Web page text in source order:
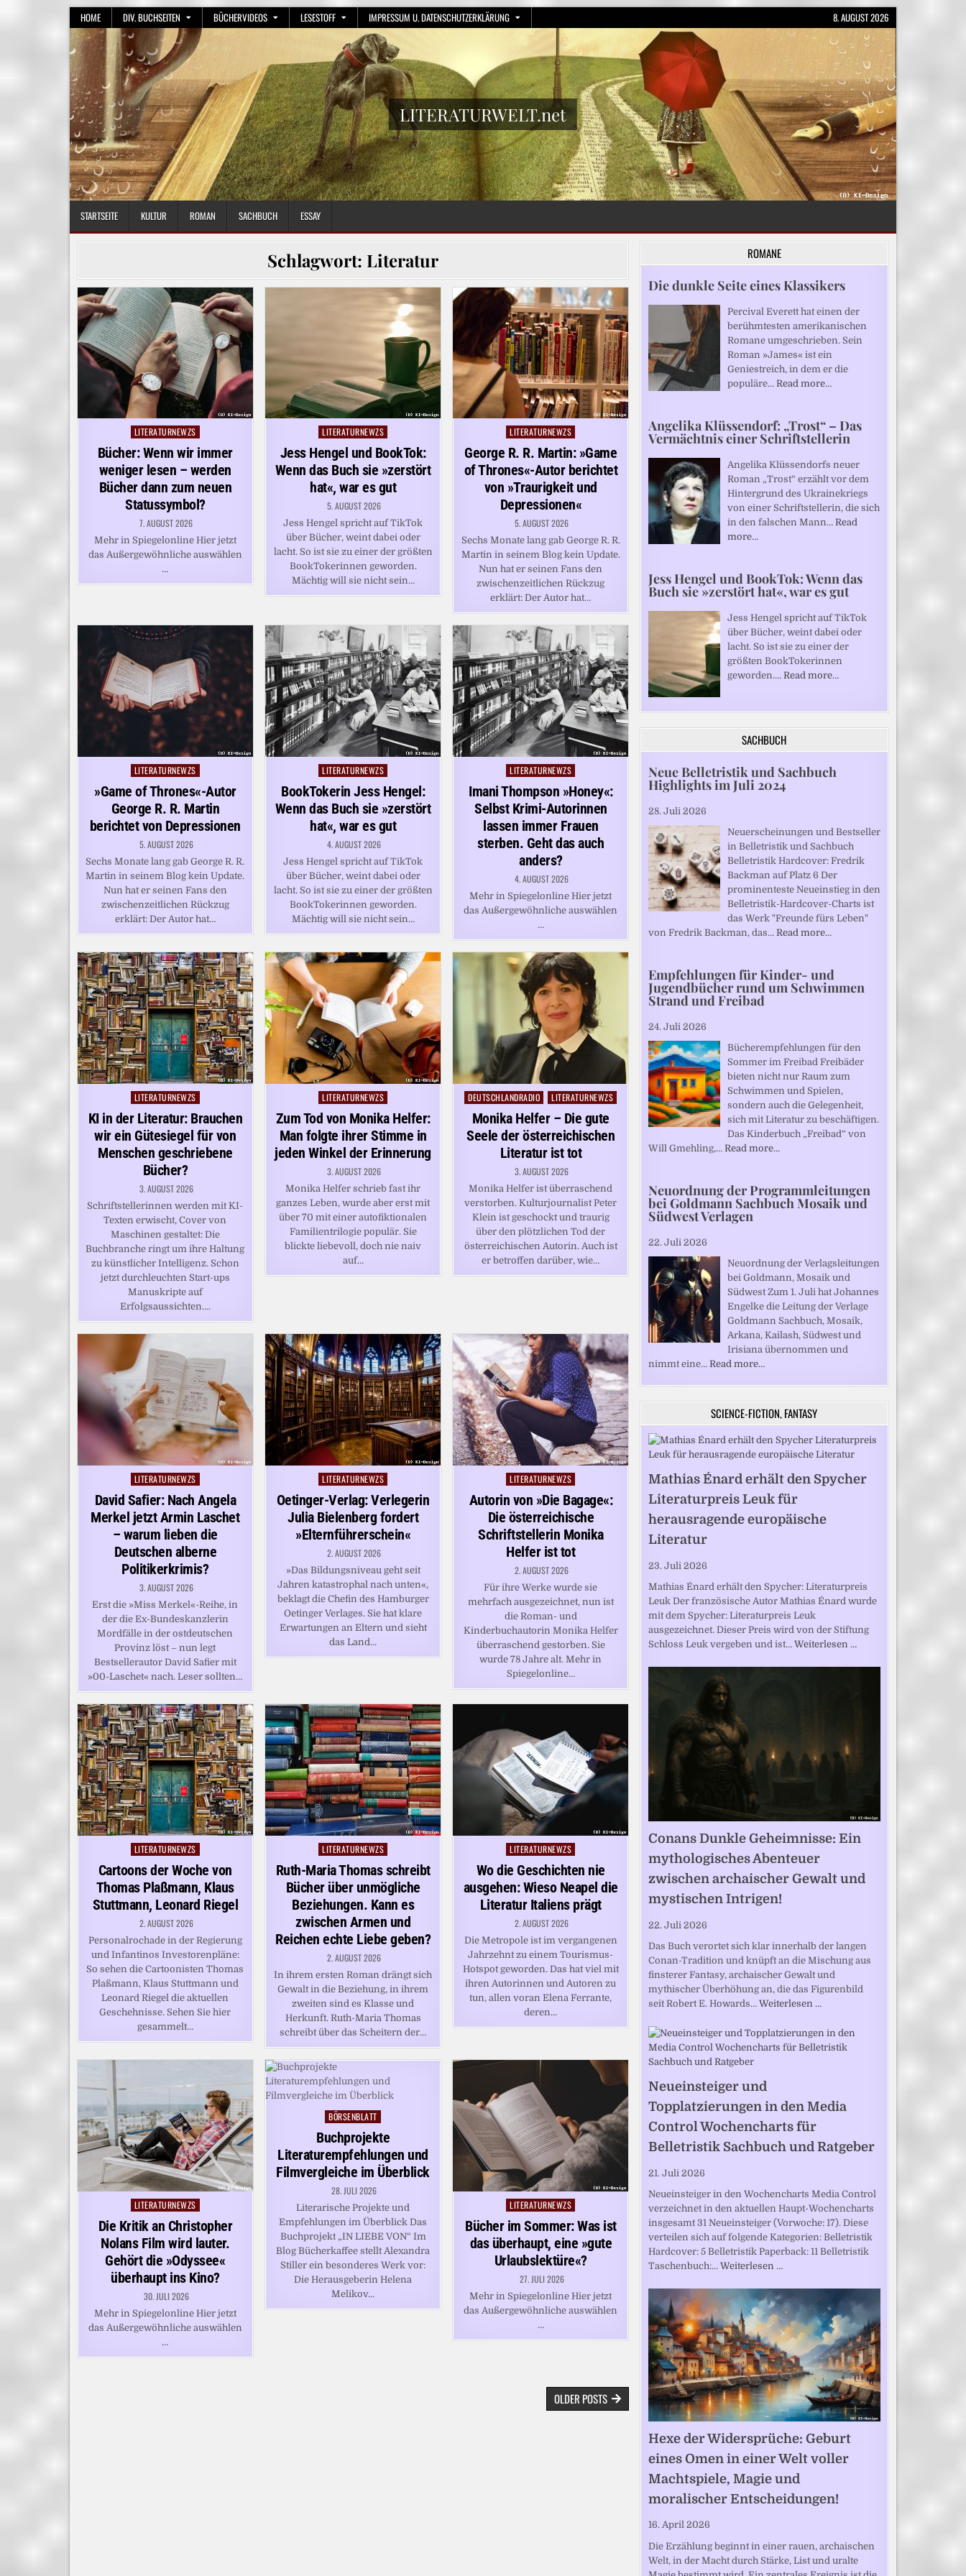
HOME DIV. BUCHSEITEN BÜCHERVIDEOS LESESTOFF IMPRESSUM U. DATENSCHUTZERKLÄRUNG 8. AUGUST 2026
LITERATURWELT.net
STARTSEITE KULTUR ROMAN SACHBUCH ESSAY
Schlagwort: Literatur
Posted
LITERATURNEWZS
Bücher: Wenn wir immer
weniger lesen – werden
Bücher dann zum neuen
Statussymbol?
7. AUGUST 2026
Mehr in Spiegelonline Hier jetzt
das Außergewöhnliche auswählen
…
Posted
LITERATURNEWZS
Jess Hengel und BookTok:
Wenn das Buch sie »zerstört
hat«, war es gut
5. AUGUST 2026
Jess Hengel spricht auf TikTok
über Bücher, weint dabei oder
lacht. So ist sie zu einer der größten
BookTokerinnen geworden.
Mächtig will sie nicht sein…
Posted
in
LITERATURNEWZS
George R. R. Martin: »Game
of Thrones«-Autor berichtet
von »Traurigkeit und
Depressionen«
5. AUGUST 2026
Sechs Monate lang gab George R. R.
Martin in seinem Blog kein Update.
Nun hat er seinen Fans den
zwischenzeitlichen Rückzug
erklärt: Der Autor hat…
Posted
LITERATURNEWZS
»Game of Thrones«-Autor
George R. R. Martin
berichtet von Depressionen
5. AUGUST 2026
Sechs Monate lang gab George R. R.
Martin in seinem Blog kein Update.
Nun hat er seinen Fans den
zwischenzeitlichen Rückzug
erklärt: Der Autor hat…
Posted
in
LITERATURNEWZS
BookTokerin Jess Hengel:
Wenn das Buch sie »zerstört
hat«, war es gut
4. AUGUST 2026
Jess Hengel spricht auf TikTok
über Bücher, weint dabei oder
lacht. So ist sie zu einer der größten
BookTokerinnen geworden.
Mächtig will sie nicht sein…
Posted
in
LITERATURNEWZS
Imani Thompson »Honey«:
Selbst Krimi-Autorinnen
lassen immer Frauen
sterben. Geht das auch
anders?
4. AUGUST 2026
Mehr in Spiegelonline Hier jetzt
das Außergewöhnliche auswählen
…
Posted
in
LITERATURNEWZS
KI in der Literatur: Brauchen
wir ein Gütesiegel für von
Menschen geschriebene
Bücher?
3. AUGUST 2026
Schriftstellerinnen werden mit KI-
Texten erwischt, Cover von
Maschinen gestaltet: Die
Buchbranche ringt um ihre Haltung
zu künstlicher Intelligenz. Schon
jetzt durchleuchten Start-ups
Manuskripte auf
Erfolgsaussichten….
Posted
in
LITERATURNEWZS
Zum Tod von Monika Helfer:
Man folgte ihrer Stimme in
jeden Winkel der Erinnerung
3. AUGUST 2026
Monika Helfer schrieb fast ihr
ganzes Leben, wurde aber erst mit
über 70 mit einer autofiktionalen
Familientrilogie populär. Sie
blickte liebevoll, doch nie naiv
auf…
Posted
in
DEUTSCHLANDRADIO LITERATURNEWZS
Monika Helfer – Die gute
Seele der österreichischen
Literatur ist tot
3. AUGUST 2026
Monika Helfer ist überraschend
verstorben. Kulturjournalist Peter
Klein ist geschockt und traurig
über den plötzlichen Tod der
österreichischen Autorin. Auch ist
er betroffen darüber, wie…
Posted
in
LITERATURNEWZS
David Safier: Nach Angela
Merkel jetzt Armin Laschet
– warum lieben die
Deutschen alberne
Politikerkrimis?
3. AUGUST 2026
Erst die »Miss Merkel«-Reihe, in
der die Ex-Bundeskanzlerin
Mordfälle in der ostdeutschen
Provinz löst – nun legt
Bestsellerautor David Safier mit
»00-Laschet« nach. Leser sollten…
Posted
LITERATURNEWZS
Oetinger-Verlag: Verlegerin
Julia Bielenberg fordert
»Elternführerschein«
2. AUGUST 2026
»Das Bildungsniveau geht seit
Jahren katastrophal nach unten«,
beklagt die Chefin des Hamburger
Oetinger Verlages. Sie hat klare
Erwartungen an Eltern und sieht
das Land…
Posted
LITERATURNEWZS
Autorin von »Die Bagage«:
Die österreichische
Schriftstellerin Monika
Helfer ist tot
2. AUGUST 2026
Für ihre Werke wurde sie
mehrfach ausgezeichnet, nun ist
die Roman- und
Kinderbuchautorin Monika Helfer
überraschend gestorben. Sie
wurde 78 Jahre alt. Mehr in
Spiegelonline…
Posted
LITERATURNEWZS
Cartoons der Woche von
Thomas Plaßmann, Klaus
Stuttmann, Leonard Riegel
2. AUGUST 2026
Personalrochade in der Regierung
und Infantinos Investorenpläne:
So sehen die Cartoonisten Thomas
Plaßmann, Klaus Stuttmann und
Leonard Riegel die aktuellen
Geschehnisse. Sehen Sie hier
gesammelt…
Posted
LITERATURNEWZS
Ruth-Maria Thomas schreibt
Bücher über unmögliche
Beziehungen. Kann es
zwischen Armen und
Reichen echte Liebe geben?
2. AUGUST 2026
In ihrem ersten Roman drängt sich
Gewalt in die Beziehung, in ihrem
zweiten sind es Klasse und
Herkunft. Ruth-Maria Thomas
schreibt über das Scheitern der…
Posted
in
LITERATURNEWZS
Wo die Geschichten nie
ausgehen: Wieso Neapel die
Literatur Italiens prägt
2. AUGUST 2026
Die Metropole ist im vergangenen
Jahrzehnt zu einem Tourismus-
Hotspot geworden. Das hat viel mit
ihren Autorinnen und Autoren zu
tun, allen voran Elena Ferrante,
deren…
Posted
in
LITERATURNEWZS
Die Kritik an Christopher
Nolans Film wird lauter.
Gehört die »Odyssee«
überhaupt ins Kino?
30. JULI 2026
Mehr in Spiegelonline Hier jetzt
das Außergewöhnliche auswählen
…
Posted
BÖRSENBLATT
Buchprojekte
Literaturempfehlungen und
Filmvergleiche im Überblick
28. JULI 2026
Literarische Projekte und
Empfehlungen im Überblick Das
Buchprojekt „IN LIEBE VON“ Im
Blog Bücherkaffee stellt Alexandra
Stiller ein besonderes Werk vor:
Die Herausgeberin Helena
Melikov…
Posted
in
LITERATURNEWZS
Bücher im Sommer: Was ist
das überhaupt, eine »gute
Urlaubslektüre«?
27. JULI 2026
Mehr in Spiegelonline Hier jetzt
das Außergewöhnliche auswählen
…
OLDER POSTS
ROMANE
Die dunkle Seite eines Klassikers
Percival Everett hat einen der
berühmtesten amerikanischen
Romane umgeschrieben. Sein
Roman »James« ist ein
Geniestreich, in dem er die
populäre… Read more…
Angelika Klüssendorf: „Trost“ – Das
Vermächtnis einer Schriftstellerin
Angelika Klüssendorfs neuer
Roman „Trost“ erzählt vor dem
Hintergrund des Ukrainekriegs
von einer Schriftstellerin, die sich
in den falschen Mann… Read
more…
Jess Hengel und BookTok: Wenn das
Buch sie »zerstört hat«, war es gut
Jess Hengel spricht auf TikTok
über Bücher, weint dabei oder
lacht. So ist sie zu einer der
größten BookTokerinnen
geworden.… Read more…
SACHBUCH
Neue Belletristik und Sachbuch
Highlights im Juli 2024
28. Juli 2026
Neuerscheinungen und Bestseller
in Belletristik und Sachbuch
Belletristik Hardcover: Fredrik
Backman auf Platz 6 Der
prominenteste Neueinstieg in den
Belletristik-Hardcover-Charts ist
das Werk "Freunde fürs Leben"
von Fredrik Backman, das… Read more…
Empfehlungen für Kinder- und
Jugendbücher rund um Schwimmen
Strand und Freibad
24. Juli 2026
Bücherempfehlungen für den
Sommer im Freibad Freibäder
bieten nicht nur Raum zum
Schwimmen und Spielen,
sondern auch die Gelegenheit,
sich mit Literatur zu beschäftigen.
Das Kinderbuch „Freibad“ von
Will Gmehling,… Read more…
Neuordnung der Programmleitungen
bei Goldmann Sachbuch Mosaik und
Südwest Verlagen
22. Juli 2026
Neuordnung der Verlagsleitungen
bei Goldmann, Mosaik und
Südwest Zum 1. Juli hat Johannes
Engelke die Leitung der Verlage
Goldmann Sachbuch, Mosaik,
Arkana, Kailash, Südwest und
Irisiana übernommen und
nimmt eine… Read more…
SCIENCE-FICTION, FANTASY
Mathias Énard erhält den Spycher
Literaturpreis Leuk für
herausragende europäische
Literatur
23. Juli 2026
Mathias Énard erhält den Spycher: Literaturpreis
Leuk Der französische Autor Mathias Énard wurde
mit dem Spycher: Literaturpreis Leuk
ausgezeichnet. Dieser Preis wird von der Stiftung
Schloss Leuk vergeben und ist… Weiterlesen …
Conans Dunkle Geheimnisse: Ein
mythologisches Abenteuer
zwischen archaischer Gewalt und
mystischen Intrigen!
22. Juli 2026
Das Buch verortet sich klar innerhalb der langen
Conan-Tradition und knüpft an die Mischung aus
finsterer Fantasy, archaischer Gewalt und
mythischer Überhöhung an, die das Figurenbild
seit Robert E. Howards… Weiterlesen …
Neueinsteiger und
Topplatzierungen in den Media
Control Wochencharts für
Belletristik Sachbuch und Ratgeber
21. Juli 2026
Neueinsteiger in den Wochencharts Media Control
verzeichnet in den aktuellen Haupt-Wochencharts
insgesamt 31 Neueinsteiger (Vorwoche: 17). Diese
verteilen sich auf folgende Kategorien: Belletristik
Hardcover: 5 Belletristik Paperback: 11 Belletristik
Taschenbuch:… Weiterlesen …
Hexe der Widersprüche: Geburt
eines Omen in einer Welt voller
Machtspiele, Magie und
moralischer Entscheidungen!
16. April 2026
Die Erzählung beginnt in einer rauen, archaischen
Welt, in der Macht durch Stärke, List und uralte